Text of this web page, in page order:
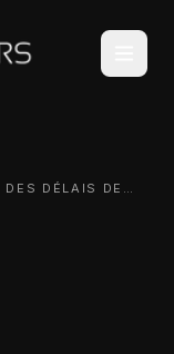
DES DÉLAIS DE